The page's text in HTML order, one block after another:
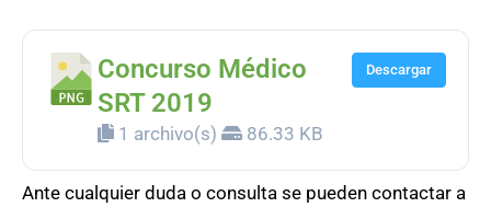
Concurso Médico
SRT 2019
1 archivo(s) 86.33 KB
Descargar
Ante cualquier duda o consulta se pueden contactar a